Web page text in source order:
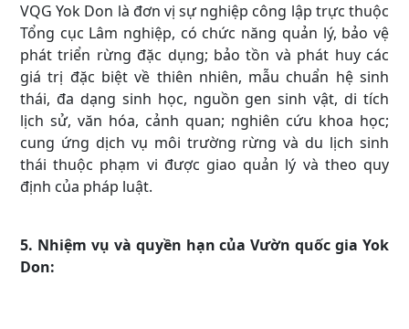
VQG Yok Don là đơn vị sự nghiệp công lập trực thuộc
Tổng cục Lâm nghiệp, có chức năng quản lý, bảo vệ
phát triển rừng đặc dụng; bảo tồn và phát huy các
giá trị đặc biệt về thiên nhiên, mẫu chuẩn hệ sinh
thái, đa dạng sinh học, nguồn gen sinh vật, di tích
lịch sử, văn hóa, cảnh quan; nghiên cứu khoa học;
cung ứng dịch vụ môi trường rừng và du lịch sinh
thái thuộc phạm vi được giao quản lý và theo quy
định của pháp luật.
5. Nhiệm vụ và quyền hạn của Vườn quốc gia Yok
Don: